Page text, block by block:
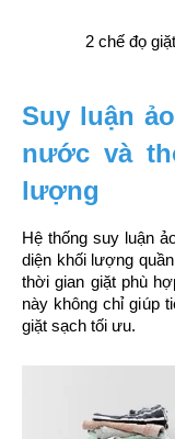
2 chế đọ
Suy luận
nước và
lượng
Hệ thống suy luận
diện khối lượng
thời gian giặt phù
này không chỉ giúp
giặt sạch tối ưu.